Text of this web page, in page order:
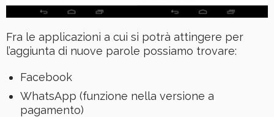
Fra le applicazioni a cui si potrà attingere per
l’aggiunta di nuove parole possiamo trovare:
Facebook
WhatsApp (funzione nella versione a
pagamento)